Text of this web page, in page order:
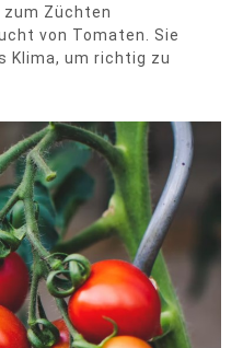
Züchten
von Tomaten. Sie
Klima, um richtig zu